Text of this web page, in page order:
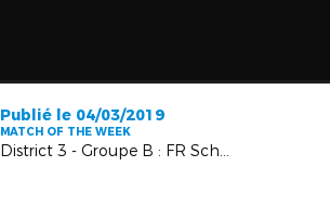
Publié le 04/03/2019
MATCH OF THE WEEK
District 3 - Groupe B : FR Schoenenboug-Memmelshoffen - FC Niederlauterbach : 2-0